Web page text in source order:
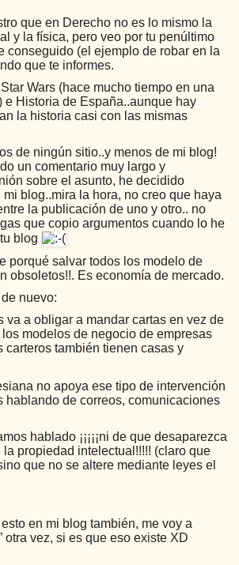
que en Derecho no es lo mismo la
y la física, pero veo por tu penúltimo
conseguido (el ejemplo de robar en la
que te informes.
Wars (hace mucho tiempo en una
e Historia de España..aunque hay
la historia casi con las mismas
de ningún sitio..y menos de mi blog!
un comentario muy largo y
sobre el asunto, he decidido
blog..mira la hora, no creo que haya
la publicación de uno y otro.. no
que copio argumentos cuando lo he
blog
porqué salvar todos los modelo de
obsoletos!!. Es economía de mercado.
nuevo:
va a obligar a mandar cartas en vez de
modelos de negocio de empresas
carteros también tienen casas y
no apoya ese tipo de intervención
hablando de correos, comunicaciones
hablado ¡¡¡¡¡ni de que desaparezca
la propiedad intelectual!!!!! (claro que
que no se altere mediante leyes el
en mi blog también, me voy a
otra vez, si es que eso existe XD